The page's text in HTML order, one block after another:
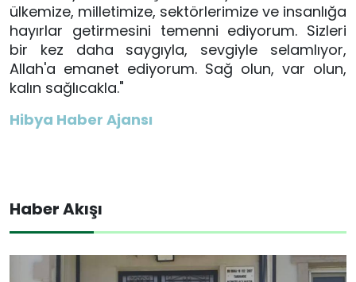
ülkemize, milletimize, sektörlerimize ve insanlığa
hayırlar getirmesini temenni ediyorum. Sizleri
bir kez daha saygıyla, sevgiyle selamlıyor,
Allah'a emanet ediyorum. Sağ olun, var olun,
kalın sağlıcakla."
Hibya Haber Ajansı
Haber Akışı